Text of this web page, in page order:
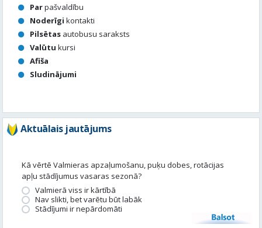
Parpašvaldību
Noderīgi kontakti
Pilsētas autobusu saraksts
Valūtu kursi
Afiša
Sludinājumi
Aktuālais jautājums
Kā vērtē Valmieras apzaļumošanu, puķu dobes, rotācijas
apļu stādījumus vasaras sezonā?
Valmierā viss ir kārtībā
Nav slikti, bet varētu būt labāk
Stādījumi ir nepārdomāti
Balsot